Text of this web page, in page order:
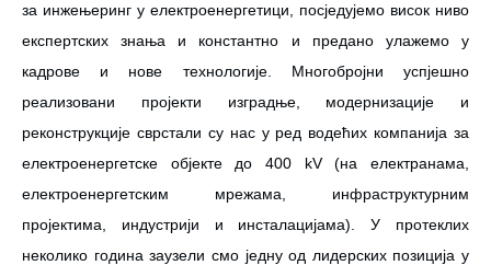
за инжењеринг у електроенергетици, посједујемо висок ниво
експертских знања и константно и предано улажемо у
кадрове и нове технологије. Многобројни успјешно
реализовани пројекти изградње, модернизације и
реконструкције сврстали су нас у ред водећих компанија за
електроенергетске објекте до 400 kV (на електранама,
електроенергетским мрежама, инфраструктурним
пројектима, индустрији и инсталацијама). У протеклих
неколико година заузели смо једну од лидерских позиција у